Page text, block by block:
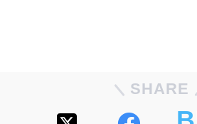
SHARE